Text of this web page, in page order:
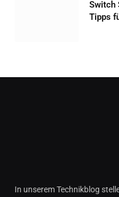
Switch
Tipps
In unserem Technikblog